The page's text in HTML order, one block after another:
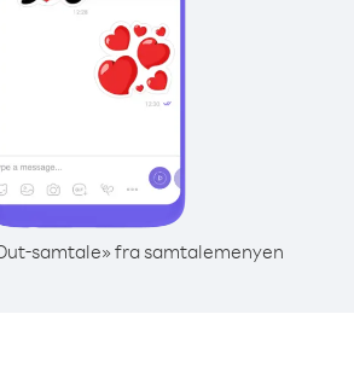
samtale» fra samtalemenyen